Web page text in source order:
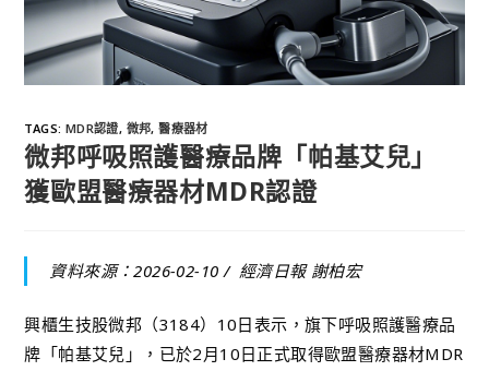
TAGS: MDR認證, 微邦, 醫療器材
微邦呼吸照護醫療品牌「帕基艾兒」
獲歐盟醫療器材MDR認證
資料來源：2026-02-10 /經濟日報 謝柏宏
興櫃生技股微邦（3184）10日表示，旗下呼吸照護醫療品
牌「帕基艾兒」，已於2月10日正式取得歐盟醫療器材MDR